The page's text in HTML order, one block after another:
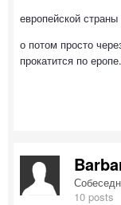
европейской
о потом просто
прокатится по еропе.
10 posts